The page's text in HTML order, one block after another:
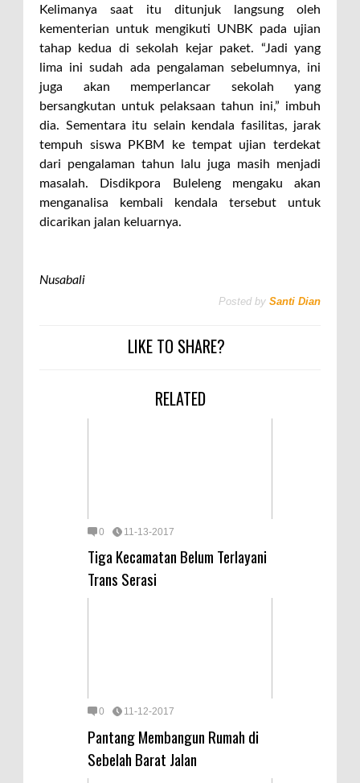
Kelimanya saat itu ditunjuk langsung oleh
kementerian untuk mengikuti UNBK pada ujian
tahap kedua di sekolah kejar paket. “Jadi yang
lima ini sudah ada pengalaman sebelumnya, ini
juga akan memperlancar sekolah yang
bersangkutan untuk pelaksaan tahun ini,” imbuh
dia. Sementara itu selain kendala fasilitas, jarak
tempuh siswa PKBM ke tempat ujian terdekat
dari pengalaman tahun lalu juga masih menjadi
masalah. Disdikpora Buleleng mengaku akan
menganalisa kembali kendala tersebut untuk
dicarikan jalan keluarnya.
Nusabali
Posted by Santi Dian
LIKE TO SHARE?
RELATED
0 11-13-2017
Tiga Kecamatan Belum Terlayani
Trans Serasi
0 11-12-2017
Pantang Membangun Rumah di
Sebelah Barat Jalan